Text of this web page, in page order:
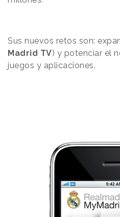
Sus nuevos retos son:
Madrid TV) y potenciar el
juegos y aplicaciones.